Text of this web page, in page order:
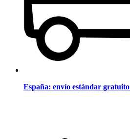
España: envío estándar gratuito